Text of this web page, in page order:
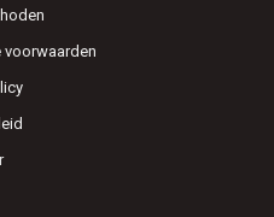
voorwaarden